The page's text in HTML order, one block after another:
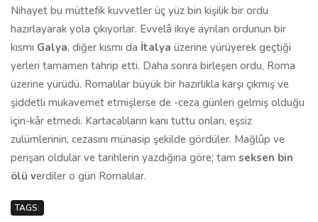
Nihayet bu müttefik kuvvetler üç yüz bin kişilik bir ordu
hazırlayarak yola çıkıyorlar. Evvelâ ikiye ayrılan ordunun bir
kısmı Galya, diğer kısmı da İtalya üzerine yürüyerek geçtiği
yerleri tamamen tahrip etti. Daha sonra birleşen ordu, Roma
üzerine yürüdü. Romalılar büyük bir hazırlıkla karşı çıkmış ve
şiddetli mukavemet etmişlerse de -ceza günleri gelmiş olduğu
için-kâr etmedi. Kartacalıların kanı tuttu onları, eşsiz
zulümlerinin, cezasını münasip şekilde gördüler. Mağlûp ve
perişan oldular ve tarihlerin yazdığına göre; tam seksen bin
ölü verdiler o gün Romalılar.
TAGS: